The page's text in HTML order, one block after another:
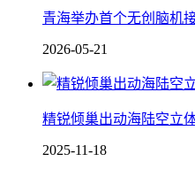
青海举办首个无创脑机
2026-05-21
精锐倾巢出动海陆空立
2025-11-18